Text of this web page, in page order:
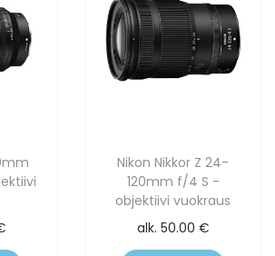
Nikon Nikkor Z 24-
120mm f/4 S -
objektiivi vuokraus
alk. 50.00 €